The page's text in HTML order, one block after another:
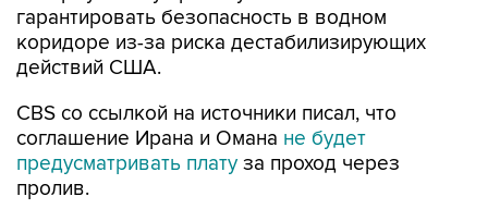
гарантировать безопасность в водном
коридоре из-за риска дестабилизирующих
действий США.
CBS со ссылкой на источники писал, что
соглашение Ирана и Омана не будет
предусматривать плату за проход через
пролив.